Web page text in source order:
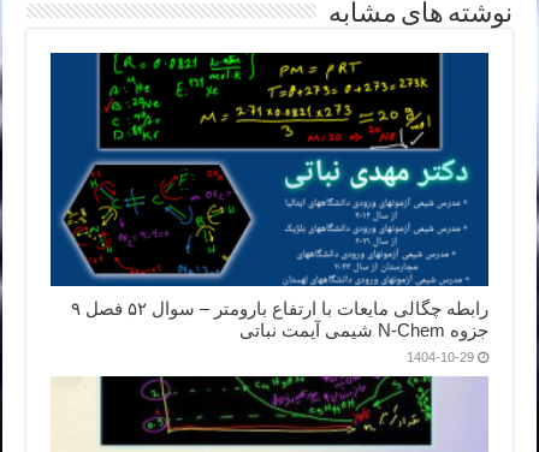
نوشته های مشابه
رابطه چگالی مایعات با ارتفاع بارومتر – سوال ۵۲ فصل ۹
جزوه N-Chem شیمی آیمت نباتی
1404-10-29